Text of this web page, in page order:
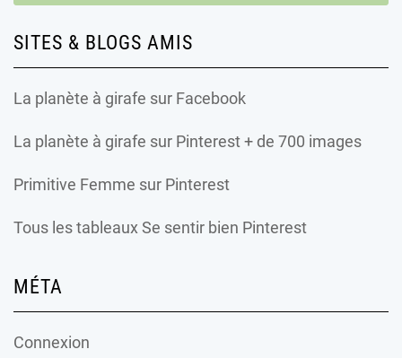
SITES & BLOGS AMIS
La planète à girafe sur Facebook
La planète à girafe sur Pinterest + de 700 images
Primitive Femme sur Pinterest
Tous les tableaux Se sentir bien Pinterest
MÉTA
Connexion